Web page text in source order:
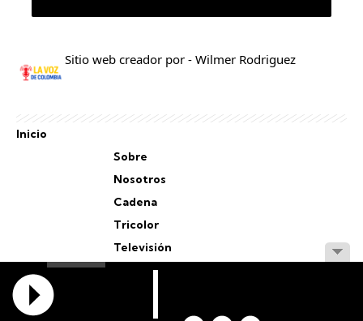
Sitio web creador por - Wilmer Rodriguez
Inicio
Sobre
Nosotros
Cadena
Tricolor
Televisión
Personal